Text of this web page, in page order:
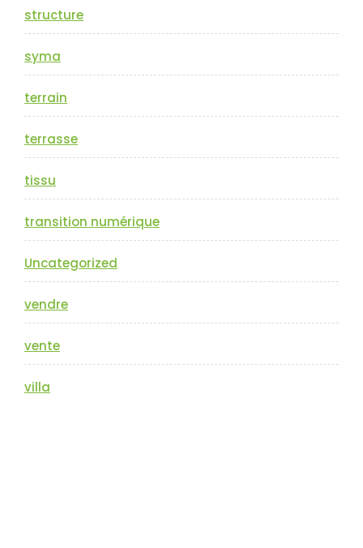
structure
syma
terrain
terrasse
tissu
transition numérique
Uncategorized
vendre
vente
villa